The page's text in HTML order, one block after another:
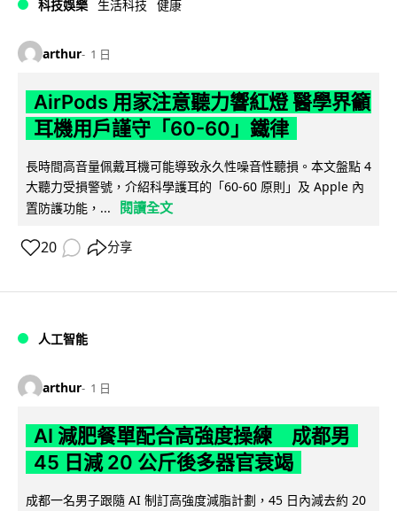
科技娛樂 生活科技 健康
arthur 1 日
AirPods 用家注意聽力響紅燈 醫學界籲
耳機用戶謹守「60-60」鐵律
長時間高音量佩戴耳機可能導致永久性噪音性聽損。本文盤點 4
大聽力受損警號，介紹科學護耳的「60-60 原則」及 Apple 內
置防護功能，...
閱讀全文
20 分享
人工智能
arthur 1 日
AI 減肥餐單配合高強度操練 成都男
45 日減 20 公斤後多器官衰竭
成都一名男子跟隨 AI 制訂高強度減脂計劃，45 日內減去約 20